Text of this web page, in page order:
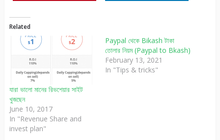
Related
যারা ভালো মানের রিভশেয়ার সাইট
খুজছেন
June 10, 2017
In "Revenue Share and
invest plan"
Paypal থেকে Bikash টাকা
তোলার নিয়ম (Paypal to Bkash)
February 13, 2021
In "Tips & tricks"